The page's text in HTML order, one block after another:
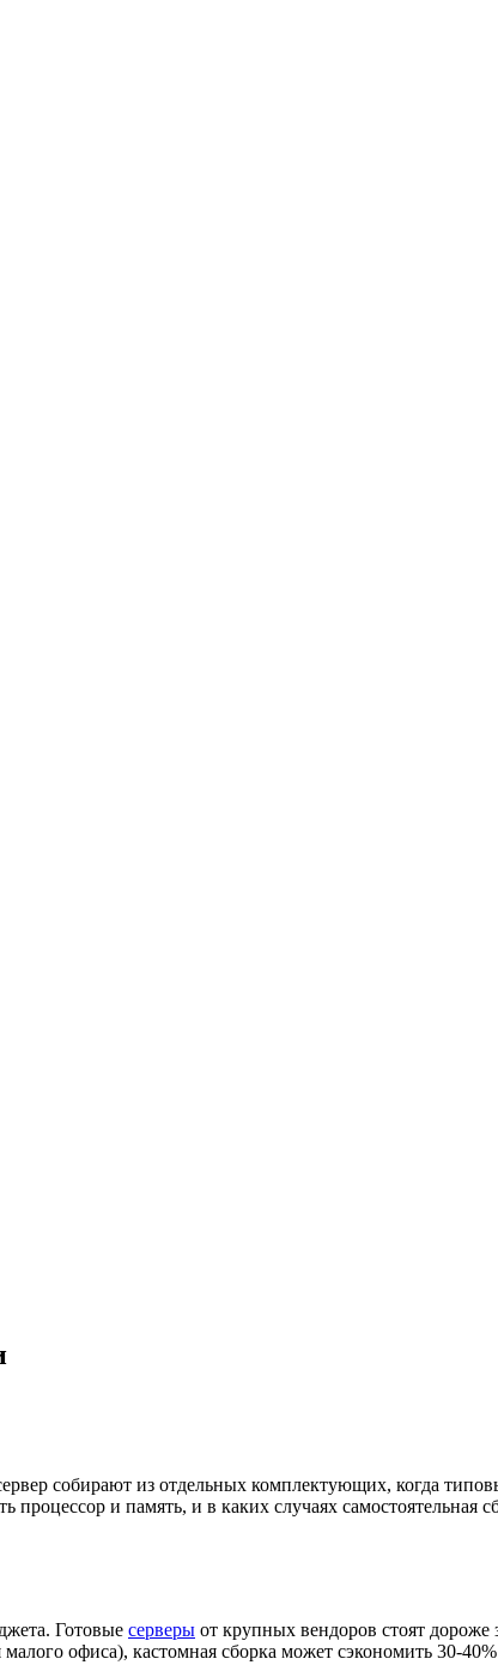
собирают из отдельных комплектующих, когда
и память, и в каких случаях самостоятельная
Готовые серверы от крупных вендоров стоят дороже
офиса), кастомная сборка может сэкономить 30-